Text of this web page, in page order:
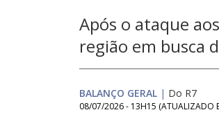
Após o ataque
região em busca
BALANÇO GERAL | Do R7
08/07/2026 - 13H15 (ATUALIZADO